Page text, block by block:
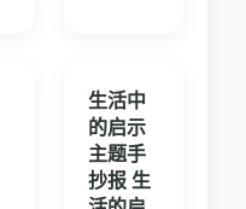
生活中
的启示
主题手
抄报 生